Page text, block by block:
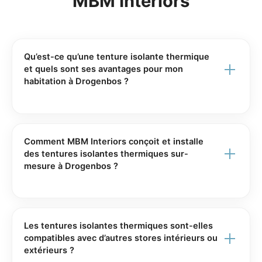
Qu’est-ce qu’une tenture isolante thermique
et quels sont ses avantages pour mon
habitation à Drogenbos ?
doublures spécifiques qui limitent les pertes de
chaleur en hiver et la surchauffe en été.
à une atmosphère plus cosy.
En plus de ses performances thermiques, elle offre
Comment MBM Interiors conçoit et installe
des tentures isolantes thermiques sur-
mesure à Drogenbos ?
Un conseiller se déplace à Drogenbos pour prendre
les mesures précises, évaluer l’orientation de vos
Les tentures isolantes thermiques sont-elles
compatibles avec d’autres stores intérieurs ou
extérieurs ?